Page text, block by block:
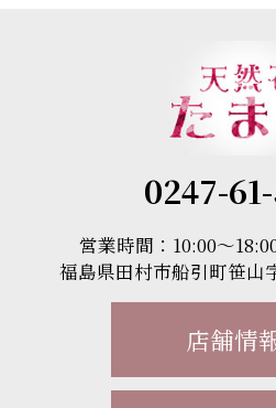
0247-
営業時間：10:00～
福島県田村市船引町笹山
店舗情